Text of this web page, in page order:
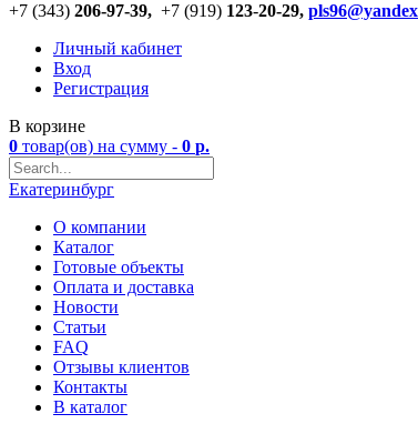
+7 (343) 206-97-39, +7 (919) 123-20-29,
Личный кабинет
Вход
Регистрация
В корзине
0 товар(ов) на сумму - 0 р.
Екатеринбург
О компании
Каталог
Готовые объекты
Оплата и доставка
Новости
Статьи
FAQ
Отзывы клиентов
Контакты
В каталог